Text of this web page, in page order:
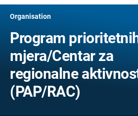
Organisation
Program
mjera/Centar za
regionalne
(PAP/RAC)